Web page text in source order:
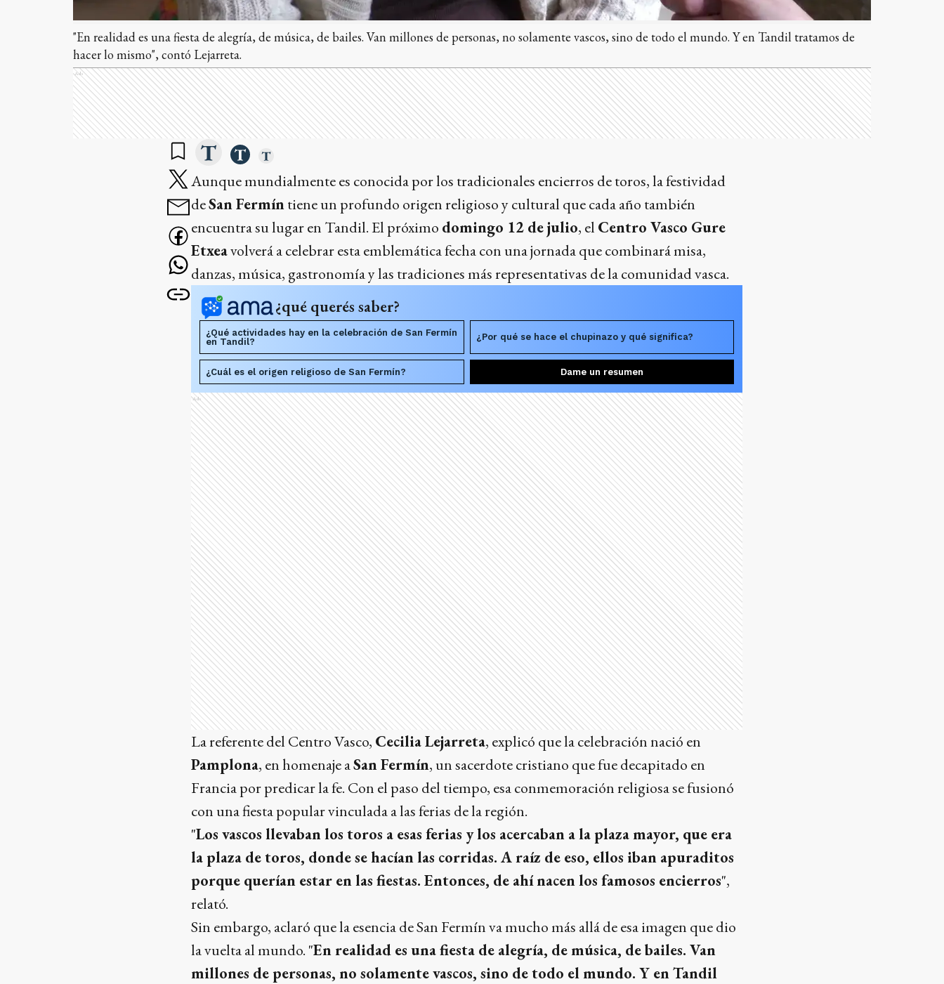
"En realidad es una fiesta de alegría, de música, de bailes. Van millones de personas, no solamente vascos, sino de todo el mundo. Y en Tandil tratamos de
hacer lo mismo", contó Lejarreta.
Ads
Aunque mundialmente es conocida por los tradicionales encierros de toros, la festividad
deSan Fermíntiene un profundo origen religioso y cultural que cada año también
encuentra su lugar en Tandil. El próximo domingo 12 de julio, el Centro Vasco Gure
Etxeavolverá a celebrar esta emblemática fecha con una jornada que combinará misa,
danzas, música, gastronomía y las tradiciones más representativas de la comunidad vasca.
¿qué querés saber?
¿Qué actividades hay en la celebración de San Fermín
en Tandil?
¿Por qué se hace el chupinazo y qué significa?
¿Cuál es el origen religioso de San Fermín? Dame un resumen
Ads
La referente del Centro Vasco, Cecilia Lejarreta, explicó que la celebración nació en
Pamplona, en homenaje aSan Fermín, un sacerdote cristiano que fue decapitado en
Francia por predicar la fe. Con el paso del tiempo, esa conmemoración religiosa se fusionó
con una fiesta popular vinculada a las ferias de la región.
"Los vascos llevaban los toros a esas ferias y los acercaban a la plaza mayor, que era
la plaza de toros, donde se hacían las corridas. A raíz de eso, ellos iban apuraditos
porque querían estar en las fiestas. Entonces, de ahí nacen los famosos encierros",
relató.
Sin embargo, aclaró que la esencia de San Fermín va mucho más allá de esa imagen que dio
la vuelta al mundo. "En realidad es una fiesta de alegría, de música, de bailes. Van
millones de personas, no solamente vascos, sino de todo el mundo. Y en Tandil